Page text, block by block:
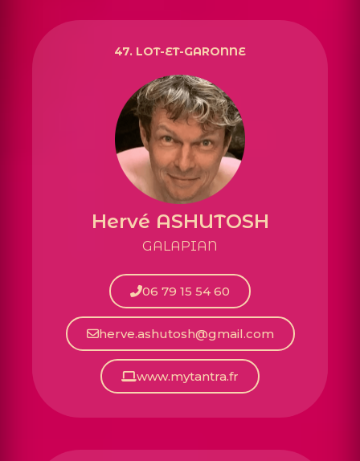
47. LOT-ET-GARONNE
Hervé ASHUTOSH
GALAPIAN
06 79 15 54 60
herve.ashutosh@gmail.com
www.mytantra.fr